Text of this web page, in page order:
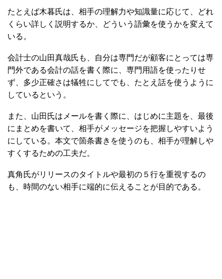
たとえば木暮氏は、相手の理解力や知識量に応じて、どれ
くらい詳しく説明するか、どういう語彙を使うかを変えて
いる。
会計士の山田真哉氏も、自分は専門だが顧客にとっては専
門外である会計の話を書く際に、専門用語を使ったりせ
ず、多少正確さは犠牲にしてでも、たとえ話を使うように
しているという。
また、山田氏はメールを書く際に、はじめに主題を、最後
にまとめを書いて、相手がメッセージを把握しやすいよう
にしている。本文で箇条書きを使うのも、相手が理解しや
すくするための工夫だ。
真角氏がリリースのタイトルや最初の５行を重視するの
も、時間のない相手に端的に伝えることが目的である。